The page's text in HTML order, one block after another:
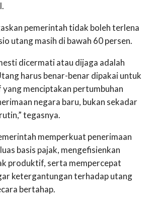
pemerintah tidak boleh terlena
utang masih di bawah 60 persen.
dicermati atau dijaga adalah
harus benar-benar dipakai untuk
menciptakan pertumbuhan
negara baru, bukan sekadar
tegasnya.
memperkuat penerimaan
basis pajak, mengefisienkan
produktif, serta mempercepat
ketergantungan terhadap utang
bertahap.